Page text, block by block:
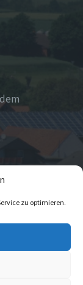
zu optimieren.
im Kreis